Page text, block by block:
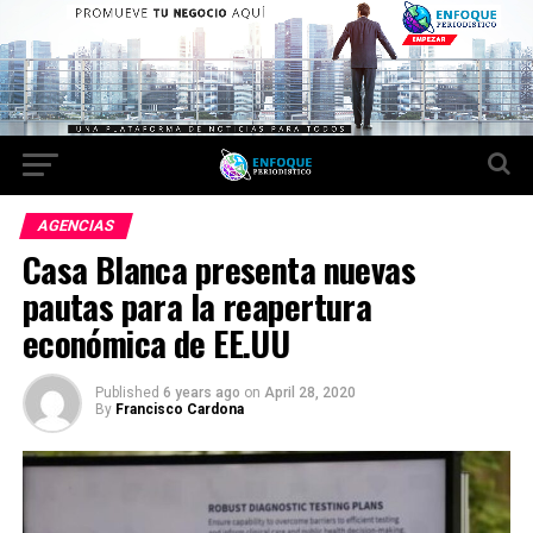
AGENCIAS
Casa Blanca presenta nuevas
pautas para la reapertura
económica de EE.UU
Published 6 years ago on April 28, 2020
By Francisco Cardona